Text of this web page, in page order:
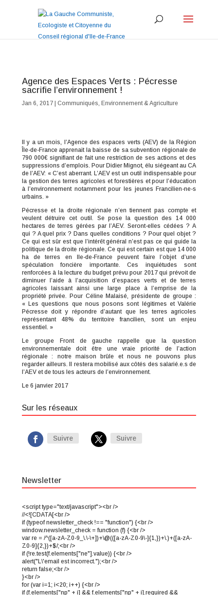
Agence des Espaces Verts : Pécresse
sacrifie l’environnement !
Jan 6, 2017| Communiqués, Environnement & Agriculture
Il y a un mois, l’Agence des espaces verts (AEV) de la Région
Île-de-France apprenait la baisse de sa subvention régionale de
790 000€ signifiant de fait une restriction de ses actions et des
suppressions d’emplois. Pour Didier Mignot, élu siégeant au CA
de l’AEV: « C’est aberrant. L’AEV est un outil indispensable pour
la gestion des terres agricoles et forestières et pour l’éducation
à l’environnement notamment pour les jeunes Francilien-ne-s
urbains. »
Pécresse et la droite régionale n’en tiennent pas compte et
veulent détruire cet outil. Se pose la question des 14 000
hectares de terres gérées par l’AEV. Seront-elles cédées ? A
qui ? A quel prix ? Dans quelles conditions ? Pour quel objet ?
Ce qui est sûr est que l’intérêt général n’est pas ce qui guide la
politique de la droite régionale. Ce qui est certain est que 14 000
ha de terres en Ile-de-France peuvent faire l’objet d’une
spéculation foncière importante. Ces inquiétudes sont
renforcées à la lecture du budget prévu pour 2017 qui prévoit de
diminuer l’aide à l’acquisition d’espaces verts et de terres
agricoles laissant ainsi une large place à l’emprise de la
propriété privée. Pour Céline Malaisé, présidente de groupe :
« Les questions que nous posons sont légitimes et Valérie
Pécresse doit y répondre d’autant que les terres agricoles
représentant 48% du territoire francilien, sont un enjeu
essentiel. »
Le groupe Front de gauche rappelle que la question
environnementale doit être une vraie priorité de l’action
régionale : notre maison brûle et nous ne pouvons plus
regarder ailleurs. Il restera mobilisé aux côtés des salarié.e.s de
l’AEV et de tous les acteurs de l’environnement.
Le 6 janvier 2017
Sur les réseaux
Suivre Suivre
Newsletter
<script type="text/javascript"><br />
//<![CDATA[<br />
if (typeof newsletter_check !== "function") {<br />
window.newsletter_check = function (f) {<br />
var re = /^([a-zA-Z0-9_\.\-\+])+\@(([a-zA-Z0-9\-]{1,})+\.)+([a-zA-
Z0-9]{2,})+$/;<br />
if (!re.test(f.elements["ne"].value)) {<br />
alert("L\'email est incorrect.");<br />
return false;<br />
}<br />
for (var i=1; i<20; i++) {<br />
if (f.elements["np" + i] && f.elements["np" + i].required &&